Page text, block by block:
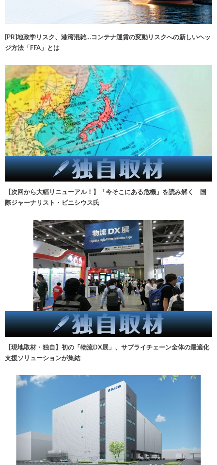
[PR]地政学リスク、港湾混雑…コンテナ運賃の変動リスクへの新しいヘッ
ジ方法「FFA」とは
【次回から大幅リニューアル！】「今そこにある危機」を読み解く 国
際ジャーナリスト・ビニシウス氏
【現地取材・独自】初の「物流DX展」、サプライチェーン全体の最適化
支援ソリューションが集結